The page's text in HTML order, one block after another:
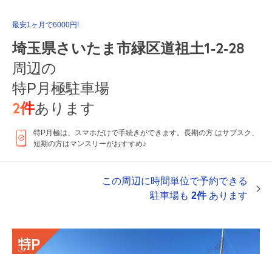
最安1ヶ月で6000円!
埼玉県さいたま市緑区道祖土1-2-28
周辺の
特P月極駐車場
2件あります
特P月極は、スマホだけで手続きができます。長期の方 はサブスク、
短期の方はマンスリーがおすすめ♪
この周辺に時間単位で予約できる
駐車場も 2件あります